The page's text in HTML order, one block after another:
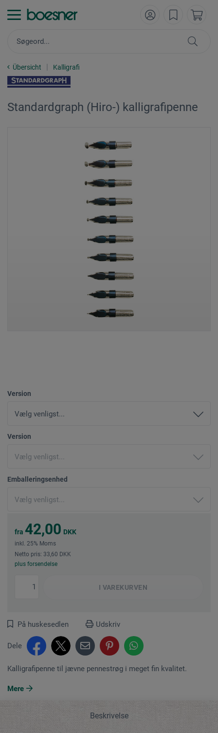
Übersicht Kalligrafi
Standardgraph (Hiro-) kalligrafipenne
Version
Version
Emballeringsenhed
fra 42,00 DKK
inkl. 25% Moms
Netto pris: 33,60 DKK
plus forsendelse
I VAREKURVEN
På huskesedlen Udskriv
Dele
Kalligrafipenne til jævne pennestrøg i meget fin kvalitet.
Mere
Beskrivelse